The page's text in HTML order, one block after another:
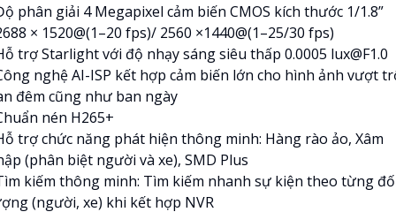
phân giải 4 Megapixel cảm biến CMOS kích thước 1/1.8”
× 1520@(1–20 fps)/ 2560 ×1440@(1–25/30 fps)
trợ Starlight với độ nhạy sáng siêu thấp 0.0005 lux@F1.0
nghệ AI-ISP kết hợp cảm biến lớn cho hình ảnh vượt
đêm cũng như ban ngày
nén H265+
trợ chức năng phát hiện thông minh: Hàng rào ảo, Xâm
(phân biệt người và xe), SMD Plus
kiếm thông minh: Tìm kiếm nhanh sự kiện theo từng
(người, xe) khi kết hợp NVR